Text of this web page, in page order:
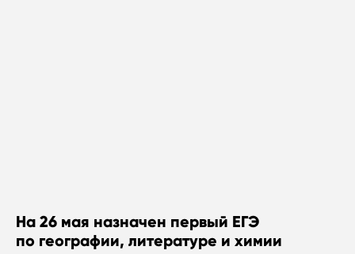
На 26 мая назначен первый ЕГЭ
по географии, литературе и химии